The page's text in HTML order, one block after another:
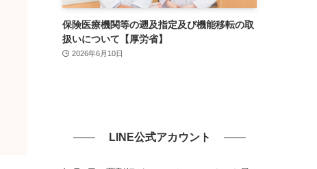
保険医療機関等の遡及指定及び機能移転の取
扱いについて【厚労省】
2026年6月10日
LINE公式アカウント